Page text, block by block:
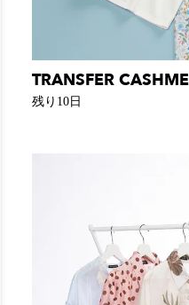
TRANSFER
残り10日